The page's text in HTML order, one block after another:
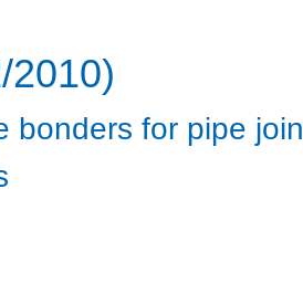
2010)
for pipe